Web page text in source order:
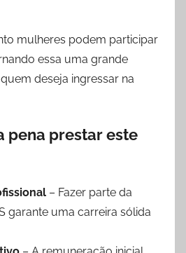
mulheres podem participar
essa uma grande
deseja ingressar na
pena prestar este
– Fazer parte da
garante uma carreira sólida